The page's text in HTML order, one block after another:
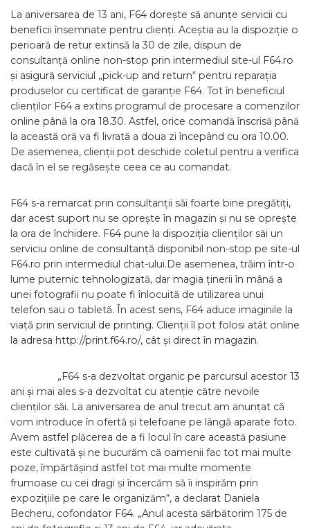
La aniversarea de 13 ani, F64 dorește să anunțe servicii cu
beneficii însemnate pentru clienți. Aceștia au la dispoziție o
perioară de retur extinsă la 30 de zile, dispun de
consultanță online non-stop prin intermediul site-ul F64.ro
și asigură serviciul „pick-up and return“ pentru reparația
produselor cu certificat de garanție F64. Tot în beneficiul
clienților F64 a extins programul de procesare a comenzilor
online până la ora 18.30. Astfel, orice comandă înscrisă până
la această oră va fi livrată a doua zi începând cu ora 10.00.
De asemenea, clienții pot deschide coletul pentru a verifica
dacă în el se regăsește ceea ce au comandat.
F64 s-a remarcat prin consultanții săi foarte bine pregătiți,
dar acest suport nu se oprește în magazin și nu se oprește
la ora de închidere. F64 pune la dispoziția clienților săi un
serviciu online de consultanță disponibil non-stop pe site-ul
F64.ro prin intermediul chat-ului.De asemenea, trăim într-o
lume puternic tehnologizată, dar magia ținerii în mână a
unei fotografii nu poate fi înlocuită de utilizarea unui
telefon sau o tabletă. În acest sens, F64 aduce imaginile la
viață prin serviciul de printing. Clienții îl pot folosi atât online
la adresa http://print.f64.ro/, cât și direct în magazin.
„F64 s-a dezvoltat organic pe parcursul acestor 13
ani și mai ales s-a dezvoltat cu atenție către nevoile
clienților săi. La aniversarea de anul trecut am anunțat că
vom introduce în ofertă și telefoane pe lângă aparate foto.
Avem astfel plăcerea de a fi locul în care această pasiune
este cultivată și ne bucurăm că oamenii fac tot mai multe
poze, împărtășind astfel tot mai multe momente
frumoase cu cei dragi și încercăm să îi inspirăm prin
expozițiile pe care le organizăm“, a declarat Daniela
Becheru, cofondator F64. „Anul acesta sărbătorim 175 de